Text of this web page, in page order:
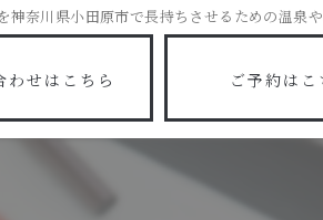
神奈川県小田原市で長持ちさせるための温泉
わせはこちら ご予約はこ